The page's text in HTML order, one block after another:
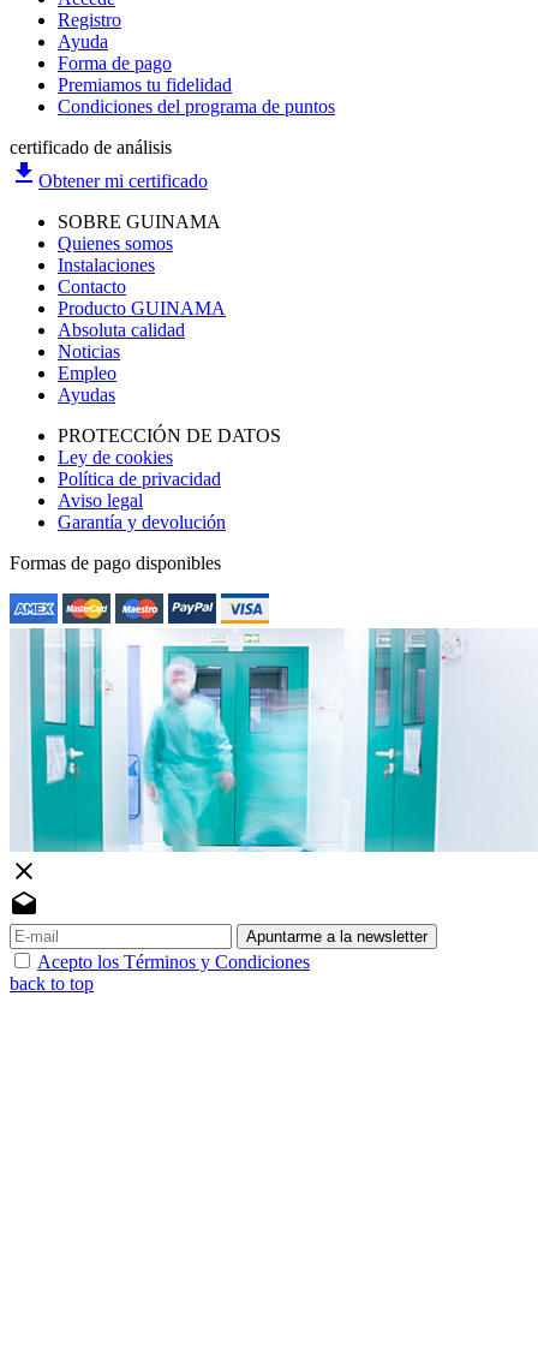
Registro
Ayuda
Forma de pago
Premiamos tu fidelidad
Condiciones del programa de puntos
certificado de análisis
file_download Obtener mi certificado
SOBRE GUINAMA
Quienes somos
Instalaciones
Contacto
Producto GUINAMA
Absoluta calidad
Noticias
Empleo
Ayudas
PROTECCIÓN DE DATOS
Ley de cookies
Política de privacidad
Aviso legal
Garantía y devolución
Formas de pago disponibles
close
drafts
Apuntarme a la newsletter
Acepto los Términos y Condiciones
back to top